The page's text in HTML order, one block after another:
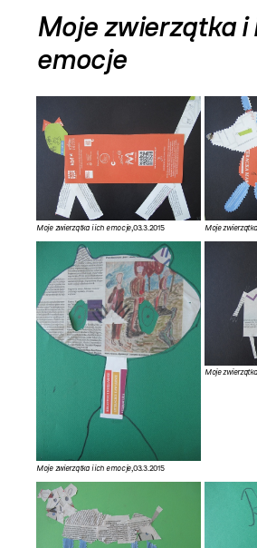
Moje zwierzątka i
emocje
Moje zwierzątka i ich emocje ,03.3.2015 Moje
Moje zwierzątka i ich emocje,03.3.2015
Moje